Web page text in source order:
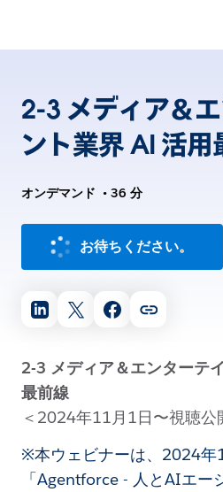
2-3 メディア＆
ント業界 AI 活用
オンデマンド • 36 分
お待ちください。
2-3 メディア＆エンターテ
最前線
＜2024年11月1日〜視聴公
※本ウェビナーは、2024年
「Agentforce - 人とAIエー